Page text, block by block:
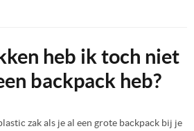
heb ik toch niet
backpack heb?
zak als je al een grote backpack bij je